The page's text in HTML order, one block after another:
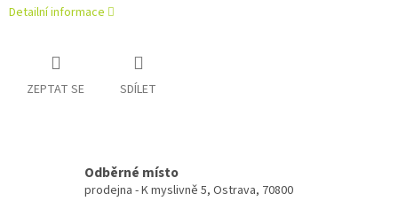
Detailní informace
ZEPTAT SE SDÍLET
Odběrné místo
prodejna - K myslivně 5, Ostrava, 70800